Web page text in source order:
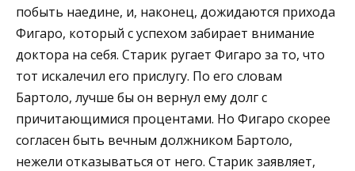
побыть наедине, и, наконец, дожидаются прихода
Фигаро, который с успехом забирает внимание
доктора на себя. Старик ругает Фигаро за то, что
тот искалечил его прислугу. По его словам
Бартоло, лучше бы он вернул ему долг с
причитающимися процентами. Но Фигаро скорее
согласен быть вечным должником Бартоло,
нежели отказываться от него. Старик заявляет,